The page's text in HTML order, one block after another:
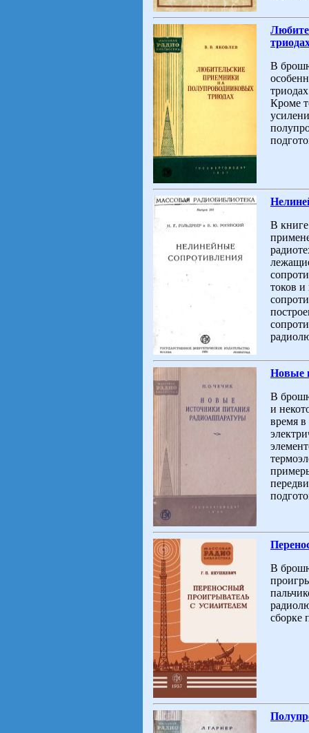
В
Кроме
В
токов
Новые
В
и
время
В
сборке